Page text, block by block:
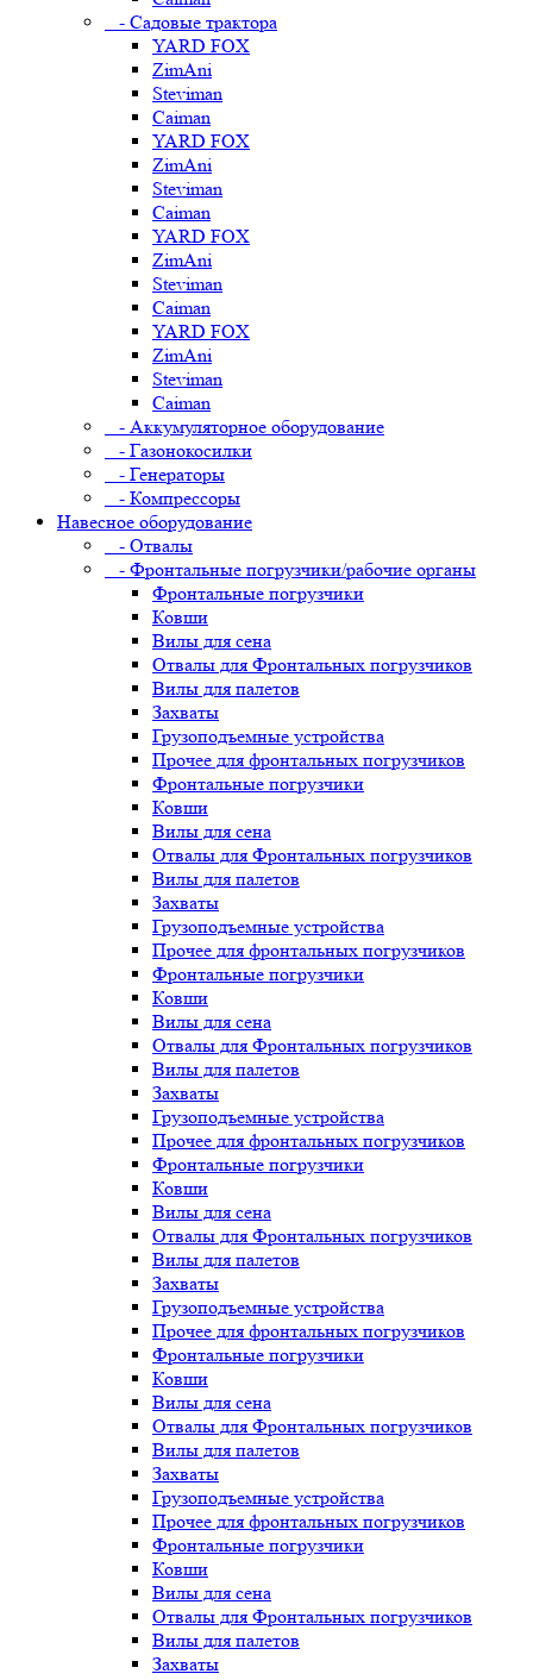
- Садовые трактора
YARD FOX
ZimAni
Steviman
Caiman
YARD FOX
ZimAni
Steviman
Caiman
YARD FOX
ZimAni
Steviman
Caiman
YARD FOX
ZimAni
Steviman
Caiman
- Аккумуляторное оборудование
- Газонокосилки
- Генераторы
- Компрессоры
Навесное оборудование
- Отвалы
- Фронтальные погрузчики/рабочие органы
Фронтальные погрузчики
Ковши
Вилы для сена
Отвалы для Фронтальных погрузчиков
Вилы для палетов
Захваты
Грузоподъемные устройства
Прочее для фронтальных погрузчиков
Фронтальные погрузчики
Ковши
Вилы для сена
Отвалы для Фронтальных погрузчиков
Вилы для палетов
Захваты
Грузоподъемные устройства
Прочее для фронтальных погрузчиков
Фронтальные погрузчики
Ковши
Вилы для сена
Отвалы для Фронтальных погрузчиков
Вилы для палетов
Захваты
Грузоподъемные устройства
Прочее для фронтальных погрузчиков
Фронтальные погрузчики
Ковши
Вилы для сена
Отвалы для Фронтальных погрузчиков
Вилы для палетов
Захваты
Грузоподъемные устройства
Прочее для фронтальных погрузчиков
Фронтальные погрузчики
Ковши
Вилы для сена
Отвалы для Фронтальных погрузчиков
Вилы для палетов
Захваты
Грузоподъемные устройства
Прочее для фронтальных погрузчиков
Фронтальные погрузчики
Ковши
Вилы для сена
Отвалы для Фронтальных погрузчиков
Вилы для палетов
Захваты